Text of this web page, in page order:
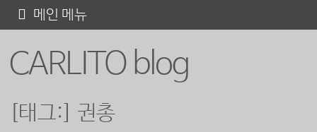
CARLITO blog
메인 메뉴
텐
[태그:] 권총